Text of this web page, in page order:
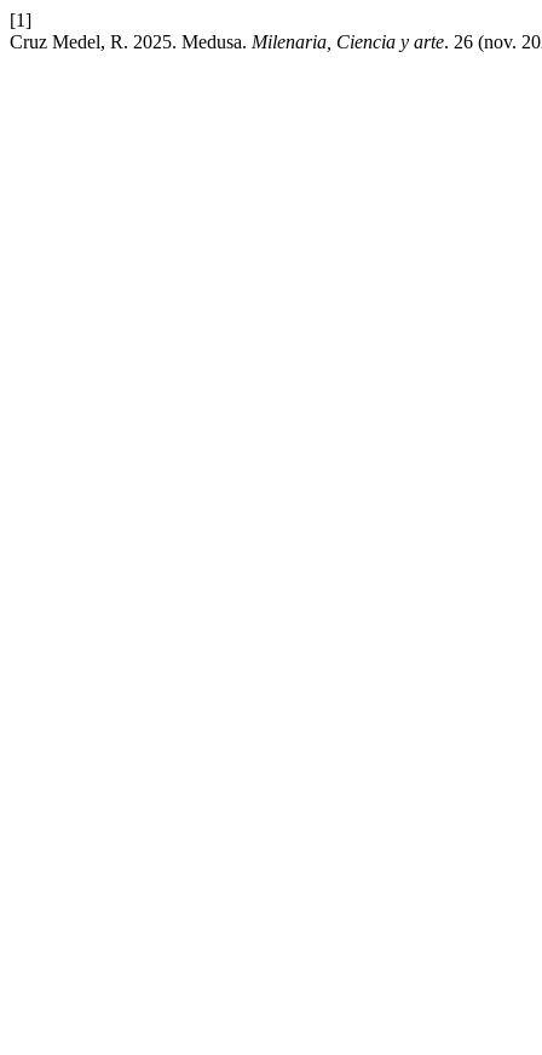
[1]
Cruz Medel, R. 2025. Medusa. Milenaria, Ciencia y arte. 26 (nov.